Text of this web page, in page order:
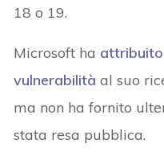
18 o 19.
Microsoft ha
vulnerabilità al suo
ma non ha fornito
stata resa pubblica.